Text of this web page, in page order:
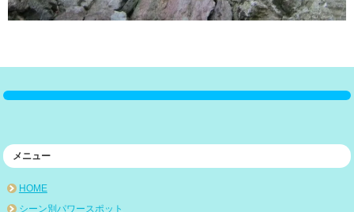
メニュー
HOME
シーン別パワースポット